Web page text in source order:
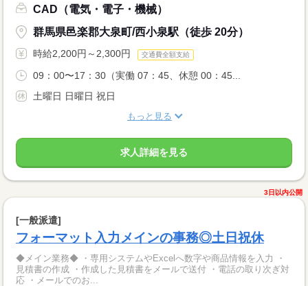
CAD（電気・電子・機械）
群馬県邑楽郡大泉町/西小泉駅（徒歩 20分）
時給2,200円～2,300円 交通費全額支給
09：00〜17：30（実働 07：45、休憩 00：45...
土曜日 日曜日 祝日
もっと見る
求人詳細を見る
3日以内公開
[一般派遣]
フォーマット入力メインの事務◎土日祝休
◆メイン業務◆ ・専用システムやExcelへ数字や商品情報を入力 ・
見積書の作成 ・作成した見積書をメールで送付 ・電話の取り次ぎ対
応 ・メールでのお...